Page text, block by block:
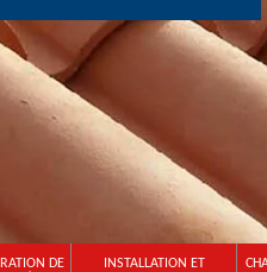
DE
INSTALLATION ET